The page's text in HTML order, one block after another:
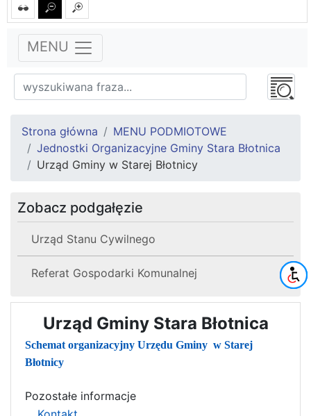
MENU
Strona główna
MENU PODMIOTOWE
Jednostki Organizacyjne Gminy Stara Błotnica
Urząd Gminy w Starej Błotnicy
Zobacz podgałęzie
Urząd Stanu Cywilnego
Referat Gospodarki Komunalnej
Urząd Gminy Stara Błotnica
Schemat organizacyjny Urzędu Gminy w Starej
Błotnicy
Pozostałe informacje